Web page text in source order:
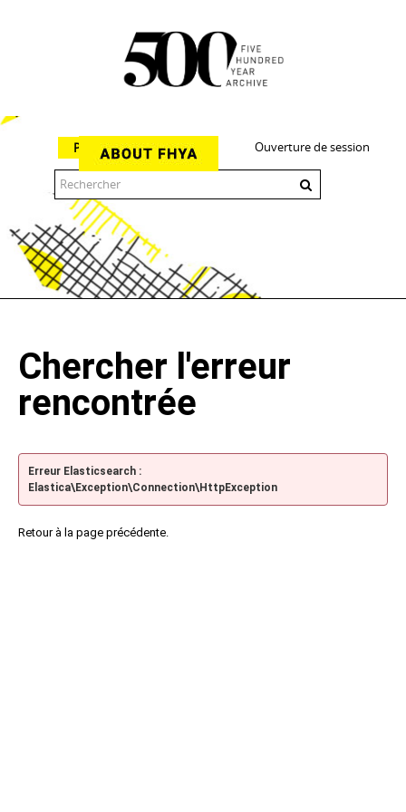
Ouverture de session
Parcourir
Chercher l'erreur
rencontrée
Erreur Elasticsearch :
Elastica\Exception\Connection\HttpException
Retour à la page précédente.